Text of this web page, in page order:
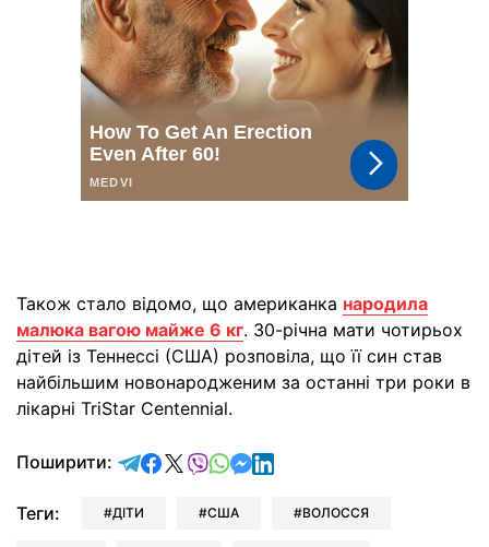
Також стало відомо, що американка народила
малюка вагою майже 6 кг. 30-річна мати чотирьох
дітей із Теннессі (США) розповіла, що її син став
найбільшим новонародженим за останні три роки в
лікарні TriStar Centennial.
Поширити: відправити у Telegram
поділитись у Facebook
поділитись у X
відправити у Viber
відправити у Whatsapp
відправити у Messenger
відправити у LinkedIn
Теги: ДІТИ США ВОЛОССЯ